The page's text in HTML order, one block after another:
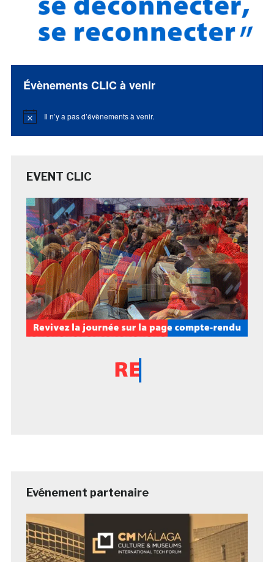
Évènements CLIC à venir
Notice Il n’y a pas d’évènements à venir.
EVENT CLIC
Evénement partenaire